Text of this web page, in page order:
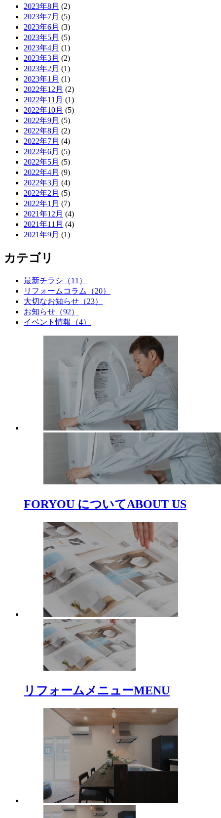
2023年8月 (2)
2023年7月 (5)
2023年6月 (3)
2023年5月 (5)
2023年4月 (1)
2023年3月 (2)
2023年2月 (1)
2023年1月 (1)
2022年12月 (2)
2022年11月 (1)
2022年10月 (5)
2022年9月 (5)
2022年8月 (2)
2022年7月 (4)
2022年6月 (5)
2022年5月 (5)
2022年4月 (9)
2022年3月 (4)
2022年2月 (5)
2022年1月 (7)
2021年12月 (4)
2021年11月 (4)
2021年9月 (1)
カテゴリ
最新チラシ（11）
リフォームコラム（20）
大切なお知らせ（23）
お知らせ（92）
イベント情報（4）
FORYOU についてABOUT US
リフォームメニューMENU